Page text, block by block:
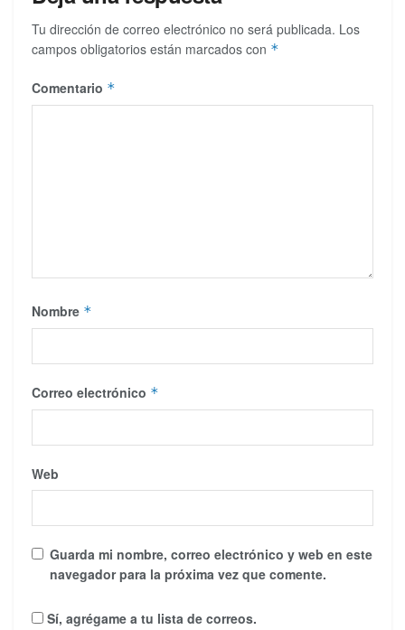
Tu dirección de correo electrónico no será publicada. Los
campos obligatorios están marcados con *
Comentario *
Nombre *
Correo electrónico *
Web
Guarda mi nombre, correo electrónico y web en este
navegador para la próxima vez que comente.
Sí, agrégame a tu lista de correos.